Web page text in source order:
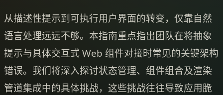
从描述性提示到可执行用户界面的转变，仅靠自然
语言处理远远不够。本指南重点指出团队在将抽象
提示与具体交互式 Web 组件对接时常见的关键架构
错误。我们将深入探讨状态管理、组件组合及渲染
管道集成中的具体挑战，这些挑战往往导致应用脆